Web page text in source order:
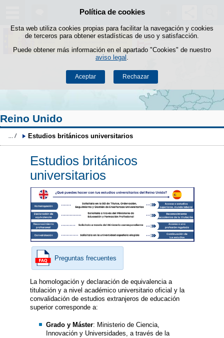
Política de cookies
Esta web utiliza cookies propias para facilitar la navegación y cookies
de terceros para obtener estadísticas de uso y satisfacción.
Puede obtener más información en el apartado "Cookies" de nuestro
aviso legal
Aceptar Rechazar
Saltar al contenido
Reino Unido
Estudios británicos universitarios
Estudios británicos
universitarios
Preguntas frecuentes
La homologación y declaración de equivalencia a
titulación y a nivel académico universitario oficial y la
convalidación de estudios extranjeros de educación
superior corresponde a:
Grado y Máster: Ministerio de Ciencia,
Innovación y Universidades, a través de la